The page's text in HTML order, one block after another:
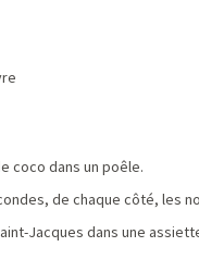
coco dans un poêle.
de chaque côté, les
Jacques dans une